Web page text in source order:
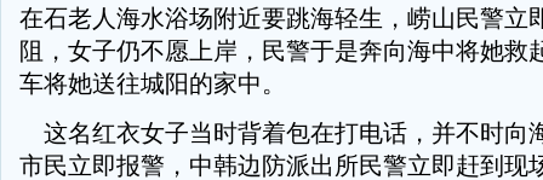
在石老人海水浴场附近要跳海轻生，崂山民警立
阻，女子仍不愿上岸，民警于是奔向海中将她救
车将她送往城阳的家中。
这名红衣女子当时背着包在打电话，并不时向
市民立即报警，中韩边防派出所民警立即赶到现